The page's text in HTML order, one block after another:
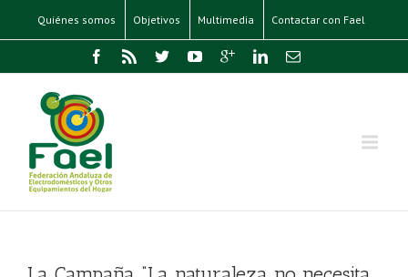
Quiénes somos Objetivos Multimedia Contactar con Fael